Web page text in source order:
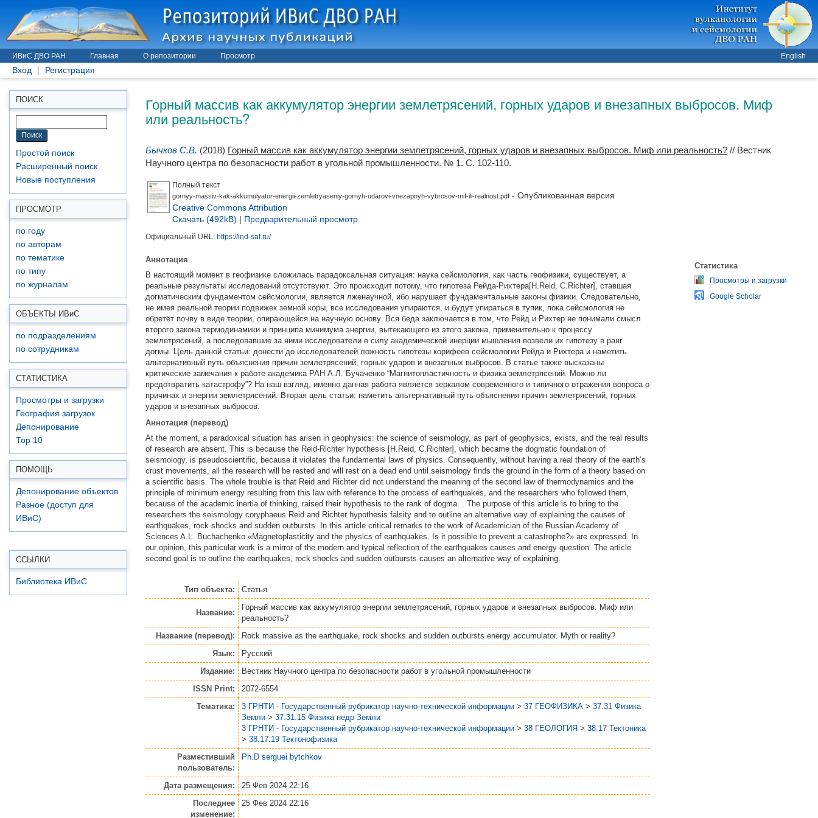
ИВиС ДВО РАН Главная О репозитории Просмотр English
Вход Регистрация
ПОИСК
Простой поиск
Расширенный поиск
Новые поступления
ПРОСМОТР
по году
по авторам
по тематике
по типу
по журналам
ОБЪЕКТЫ ИВиС
по подразделениям
по сотрудникам
СТАТИСТИКА
Просмотры и загрузки
География загрузок
Депонирование
Top 10
ПОМОЩЬ
Депонирование объектов
Разное (доступ для
ИВиС)
ССЫЛКИ
Библиотека ИВиС
Горный массив как аккумулятор энергии землетрясений, горных ударов и внезапных выбросов. Миф
или реальность?
Бычков С.В. (2018) Горный массив как аккумулятор энергии землетрясений, горных ударов и внезапных выбросов. Миф или реальность? // Вестник
Научного центра по безопасности работ в угольной промышленности. № 1. С. 102-110.
Полный текст
gornyy-massiv-kak-akkumulyator-energii-zemletryaseniy-gornyh-udarovi-vnezapnyh-vybrosov-mif-ili-realnost.pdf - Опубликованная версия
Creative Commons Attribution
Скачать (492kB) | Предварительный просмотр
Официальный URL: https://ind-saf.ru/
Аннотация
В настоящий момент в геофизике сложилась парадоксальная ситуация: наука сейсмология, как часть геофизики, существует, а
реальные результаты исследований отсутствуют. Это происходит потому, что гипотеза Рейда-Рихтера[H.Reid, C.Richter], ставшая
догматическим фундаментом сейсмологии, является лженаучной, ибо нарушает фундаментальные законы физики. Следовательно,
не имея реальной теории подвижек земной коры, все исследования упираются, и будут упираться в тупик, пока сейсмология не
обретёт почву в виде теории, опирающейся на научную основу. Вся беда заключается в том, что Рейд и Рихтер не понимали смысл
второго закона термодинамики и принципа минимума энергии, вытекающего из этого закона, применительно к процессу
землетрясений, а последовавшие за ними исследователи в силу академической инерции мышления возвели их гипотезу в ранг
догмы. Цель данной статьи: донести до исследователей ложность гипотезы корифеев сейсмологии Рейда и Рихтера и наметить
альтернативный путь объяснения причин землетрясений, горных ударов и внезапных выбросов. В статье также высказаны
критические замечания к работе академика РАН А.Л. Бучаченко “Магнитопластичность и физика землетрясений. Можно ли
предотвратить катастрофу”? На наш взгляд, именно данная работа является зеркалом современного и типичного отражения вопроса о
причинах и энергии землетрясений. Вторая цель статьи: наметить альтернативный путь объяснения причин землетрясений, горных
ударов и внезапных выбросов.
Аннотация (перевод)
At the moment, a paradoxical situation has arisen in geophysics: the science of seismology, as part of geophysics, exists, and the real results
of research are absent. This is because the Reid-Richter hypothesis [H.Reid, C.Richter], which became the dogmatic foundation of
seismology, is pseudoscientific, because it violates the fundamental laws of physics. Consequently, without having a real theory of the earth’s
crust movements, all the research will be rested and will rest on a dead end until seismology finds the ground in the form of a theory based on
a scientific basis. The whole trouble is that Reid and Richter did not understand the meaning of the second law of thermodynamics and the
principle of minimum energy resulting from this law with reference to the process of earthquakes, and the researchers who followed them,
because of the academic inertia of thinking, raised their hypothesis to the rank of dogma. . The purpose of this article is to bring to the
researchers the seismology coryphaeus Reid and Richter hypothesis falsity and to outline an alternative way of explaining the causes of
earthquakes, rock shocks and sudden outbursts. In this article critical remarks to the work of Academician of the Russian Academy of
Sciences A.L. Buchachenko «Magnetoplasticity and the physics of earthquakes. Is it possible to prevent a catastrophe?» are expressed. In
our opinion, this particular work is a mirror of the modern and typical reflection of the earthquakes causes and energy question. The article
second goal is to outline the earthquakes, rock shocks and sudden outbursts causes an alternative way of explaining.
Тип объекта: Статья
Название:
Горный массив как аккумулятор энергии землетрясений, горных ударов и внезапных выбросов. Миф или
реальность?
Название (перевод):
Rock massive as the earthquake, rock shocks and sudden outbursts energy accumulator. Myth or reality?
Язык:
Русский
Издание:
Вестник Научного центра по безопасности работ в угольной промышленности
ISSN Print:
2072-6554
Тематика:
3 ГРНТИ - Государственный рубрикатор научно-технической информации > 37 ГЕОФИЗИКА > 37.31 Физика
Земли > 37.31.15 Физика недр Земли
3 ГРНТИ - Государственный рубрикатор научно-технической информации > 38 ГЕОЛОГИЯ > 38.17 Тектоника
> 38.17.19 Тектонофизика
Разместивший
пользователь:
Ph.D serguei bytchkov
Дата размещения:
25 Фев 2024 22:16
Последнее
изменение:
25 Фев 2024 22:16
Статистика
Просмотры и загрузки
Google Scholar